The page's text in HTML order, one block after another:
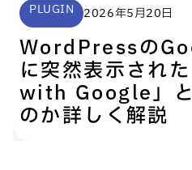
PLUGIN 2026年5月20日
WordPressの
に突然表示され
with Google」
のか詳しく解説